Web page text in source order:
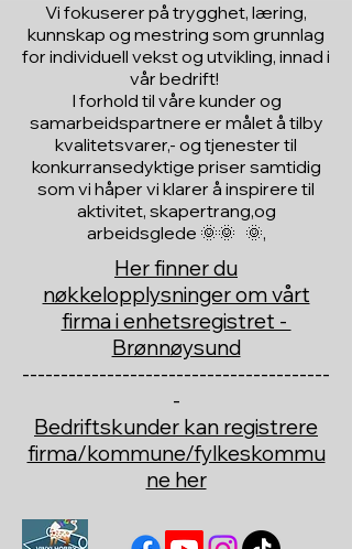
Vi fokuserer på trygghet, læring,
kunnskap og mestring som grunnlag
for individuell vekst og utvikling, innad i
vår bedrift!
I forhold til våre kunder og
samarbeidspartnere er målet å tilby
kvalitetsvarer,- og tjenester til
konkurransedyktige priser samtidig
som vi håper vi klarer å inspirere til
aktivitet, skapertrang,og
arbeidsglede 🌞🌞 🌞,
Her finner du
nøkkelopplysninger om vårt
firma i enhetsregistret -
Brønnøysund
----------------------------------------
-
Bedriftskunder kan registrere
firma/kommune/fylkeskommu
ne her